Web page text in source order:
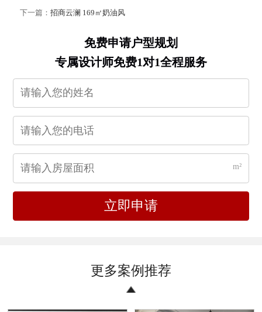
下一篇： 招商云澜 169㎡奶油风
免费申请户型规划
专属设计师免费1对1全程服务
m²
立即申请
更多案例推荐